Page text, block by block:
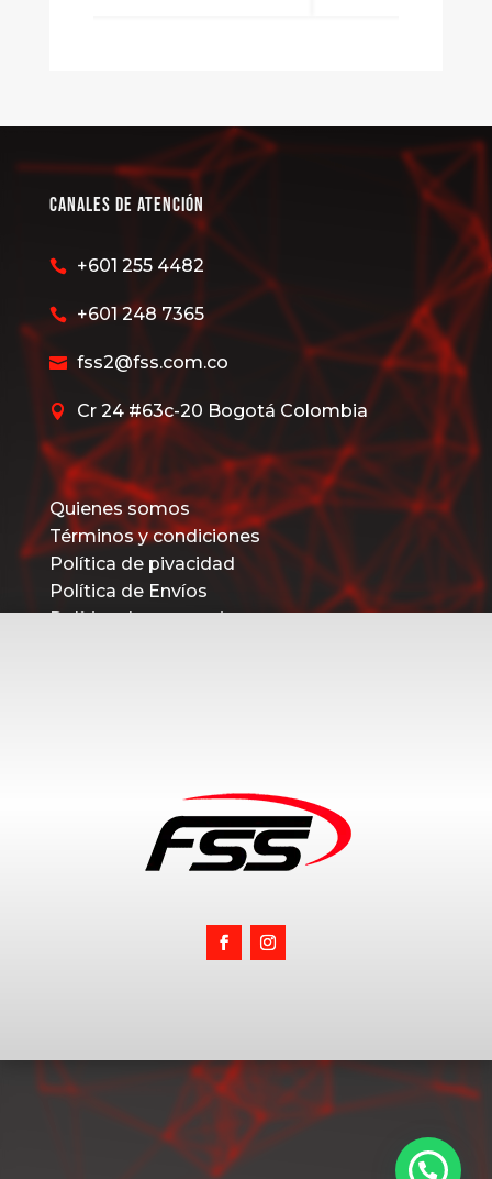
Canales de Atención
 +601 255 4482
 +601 248 7365
 fss2@fss.com.co
 Cr 24 #63c-20 Bogotá Colombia
Quienes somos
Términos y condiciones
Política de pivacidad
Política de Envíos
Política de promociones